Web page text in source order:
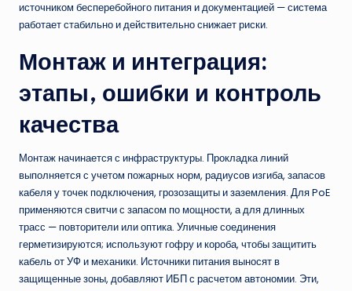
источником бесперебойного питания и документацией — система
работает стабильно и действительно снижает риски.
Монтаж и интеграция:
этапы, ошибки и контроль
качества
Монтаж начинается с инфраструктуры. Прокладка линий
выполняется с учетом пожарных норм, радиусов изгиба, запасов
кабеля у точек подключения, грозозащиты и заземления. Для PoE
применяются свитчи с запасом по мощности, а для длинных
трасс — повторители или оптика. Уличные соединения
герметизируются; используют гофру и короба, чтобы защитить
кабель от УФ и механики. Источники питания выносят в
защищенные зоны, добавляют ИБП с расчетом автономии. Эти,